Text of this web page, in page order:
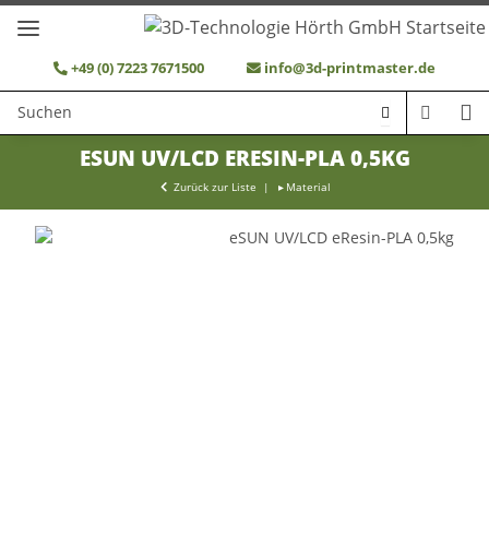
+49 (0) 7223 7671500 info@3d-printmaster.de
ESUN UV/LCD ERESIN-PLA 0,5KG
Zurück zur Liste Material